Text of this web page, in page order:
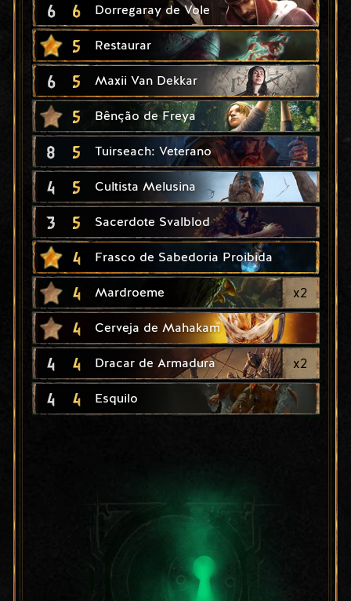
6 6 Dorregaray de Vole
5 Restaurar
6 5 Maxii Van Dekkar
5 Bênção de Freya
8 5 Tuirseach: Veterano
4 5 Cultista Melusina
3 5 Sacerdote Svalblod
4 Frasco de Sabedoria Proibida
4 Mardroeme x2
4 Cerveja de Mahakam
4 4 Dracar de Armadura x2
4 4 Esquilo